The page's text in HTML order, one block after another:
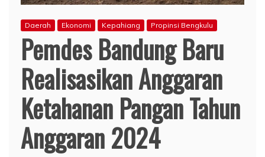
Daerah Ekonomi Kepahiang Propinsi Bengkulu
Pemdes Bandung Baru
Realisasikan Anggaran
Ketahanan Pangan Tahun
Anggaran 2024